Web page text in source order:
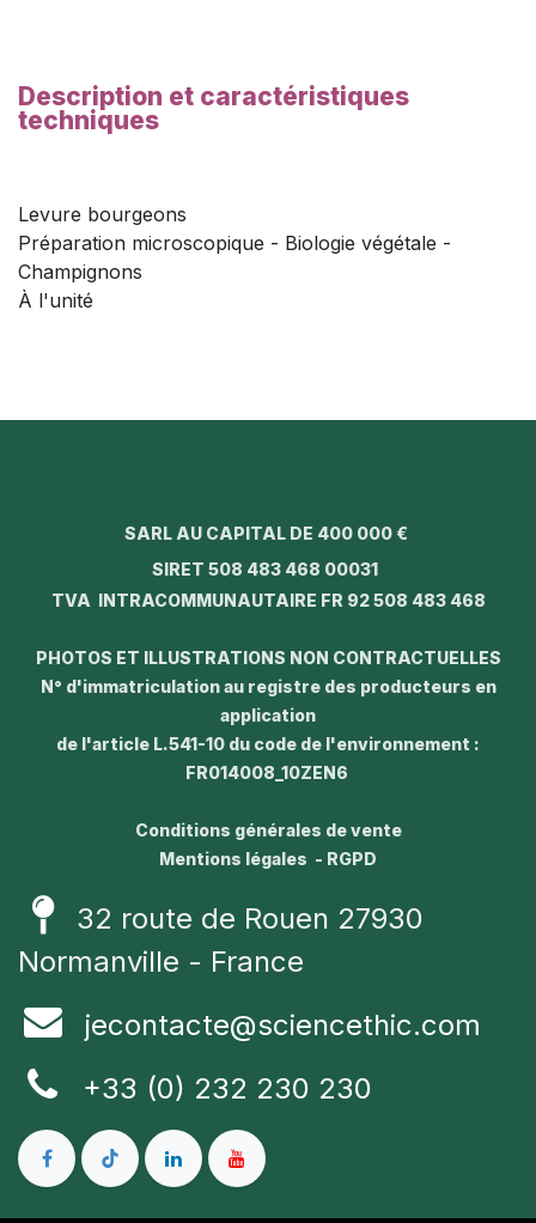
Description et caractéristiques
techniques
Levure bourgeons
Préparation microscopique - Biologie végétale -
Champignons
À l'unité
SARL AU CAPITAL DE 400 000 €
SIRET 508 483 468 00031
TVA INTRACOMMUNAUTAIRE FR 92 508 483 468
PHOTOS ET ILLUSTRATIONS NON CONTRACTUELLES
N° d'immatriculation au registre des producteurs en
application
de l'article L.541-10 du code de l'environnement :
FR014008_10ZEN6
Conditions générales de vente
Mentions légales - RGPD
32 route de Rouen 27930
Normanville - France
jecontacte@sciencethic.com
+33 (0) 232 230 230